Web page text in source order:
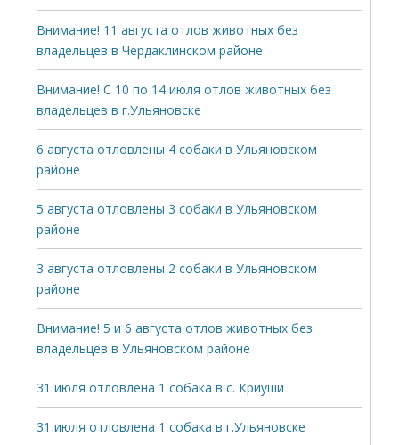
Внимание! 11 августа отлов животных без
владельцев в Чердаклинском районе
Внимание! С 10 по 14 июля отлов животных без
владельцев в г.Ульяновске
6 августа отловлены 4 собаки в Ульяновском
районе
5 августа отловлены 3 собаки в Ульяновском
районе
3 августа отловлены 2 собаки в Ульяновском
районе
Внимание! 5 и 6 августа отлов животных без
владельцев в Ульяновском районе
31 июля отловлена 1 собака в с. Криуши
31 июля отловлена 1 собака в г.Ульяновске